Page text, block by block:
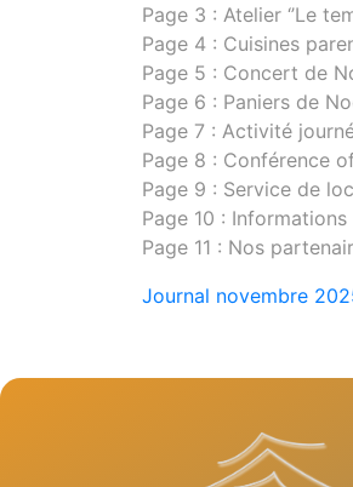
Page 3 : Atelier ‘’Le
Page 4 : Cuisines
Page 5 : Concert de
Page 6 : Paniers de
Page 7 : Activité
Page 8 : Conférence
Page 9 : Service de
Page 10 :
Page 11 : Nos
Journal novembre